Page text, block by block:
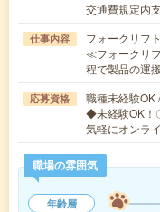
交通費規定内
仕事内容
フォークリフト
≪フォークリ
程で製品の運
応募資格
職種未経験OK
◆未経験OK！
気軽にオンラ
職場の雰囲気
年齢層